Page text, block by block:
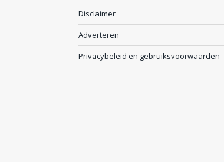
Disclaimer
Adverteren
Privacybeleid en gebruiksvoorwaarden